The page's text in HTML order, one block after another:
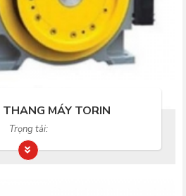
MÁY TORIN
Trọng tải: